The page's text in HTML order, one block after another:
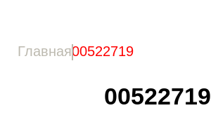
Главная00522719
00522719